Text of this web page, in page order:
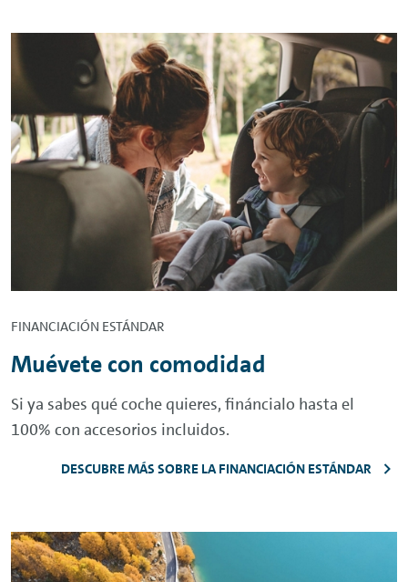
FINANCIACIÓN ESTÁNDAR
Muévete con comodidad
Si ya sabes qué coche quieres, fináncialo hasta el
100% con accesorios incluidos.
DESCUBRE MÁS SOBRE LA FINANCIACIÓN ESTÁNDAR